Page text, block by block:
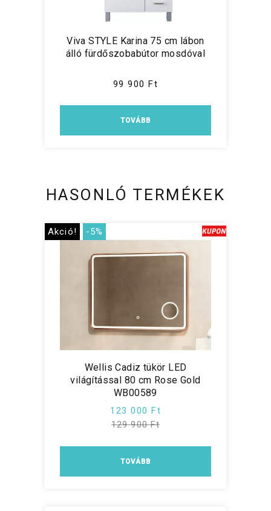
Viva STYLE Karina 75 cm lábon
álló fürdőszobabútor mosdóval
99 900 Ft
TOVÁBB
HASONLÓ TERMÉKEK
Akció! -5%
Wellis Cadiz tükör LED
világítással 80 cm Rose Gold
WB00589
123 000 Ft
129 900 Ft
TOVÁBB